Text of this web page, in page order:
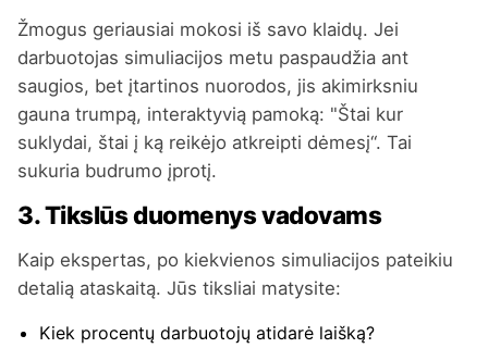
Žmogus geriausiai mokosi iš savo klaidų. Jei
darbuotojas simuliacijos metu paspaudžia ant
saugios, bet įtartinos nuorodos, jis akimirksniu
gauna trumpą, interaktyvią pamoką: "Štai kur
suklydai, štai į ką reikėjo atkreipti dėmesį“. Tai
sukuria budrumo įprotį.
3. Tikslūs duomenys vadovams
Kaip ekspertas, po kiekvienos simuliacijos pateikiu
detalią ataskaitą. Jūs tiksliai matysite:
Kiek procentų darbuotojų atidarė laišką?